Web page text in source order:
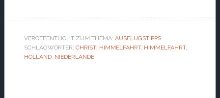
VERÖFFENTLICHT ZUM THEMA: AUSFLUGSTIPPS
SCHLAGWÖRTER: CHRISTI HIMMELFAHRT, HIMMELFAHRT,
HOLLAND, NIEDERLANDE